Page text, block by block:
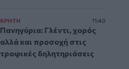
ΚΡΗΤΗ 11:40
Πανηγύρια: Γλέντι, χορός
αλλά και προσοχή στις
τροφικές δηλητηριάσεις